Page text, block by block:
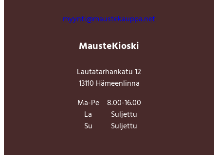
myynti@maustekauppa.net
MausteKioski
Lautatarhankatu 12
13110 Hämeenlinna
Ma-Pe
8.00-16.00
La
Suljettu
Su
Suljettu